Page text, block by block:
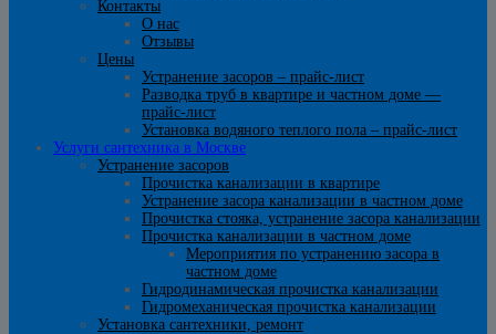
Контакты
О нас
Отзывы
Цены
Устранение засоров – прайс-лист
Разводка труб в квартире и частном доме —
прайс-лист
Установка водяного теплого пола – прайс-лист
Услуги сантехника в Москве
Устранение засоров
Прочистка канализации в квартире
Устранение засора канализации в частном доме
Прочистка стояка, устранение засора канализации
Прочистка канализации в частном доме
Мероприятия по устранению засора в
частном доме
Гидродинамическая прочистка канализации
Гидромеханическая прочистка канализации
Установка сантехники, ремонт